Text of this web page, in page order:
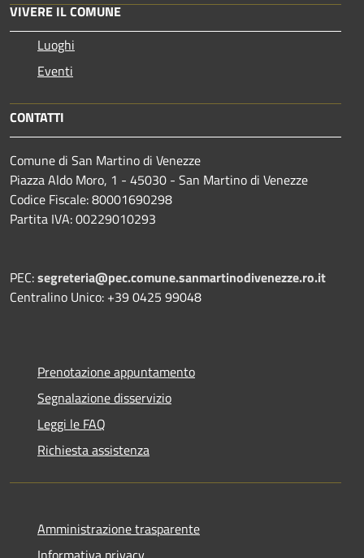
VIVERE IL COMUNE
Luoghi
Eventi
CONTATTI
Comune di San Martino di Venezze
Piazza Aldo Moro, 1 - 45030 - San Martino di Venezze
Codice Fiscale: 80001690298
Partita IVA: 00229010293
PEC:segreteria@pec.comune.sanmartinodivenezze.ro.it
Centralino Unico: +39 0425 99048
Prenotazione appuntamento
Segnalazione disservizio
Leggi le FAQ
Richiesta assistenza
Amministrazione trasparente